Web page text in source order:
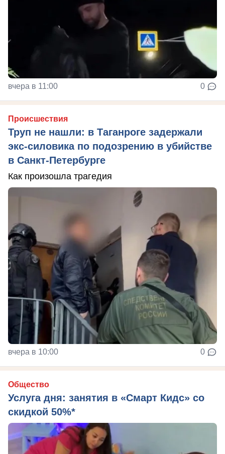
вчера в 11:00 0
Происшествия
Труп не нашли: в Таганроге задержали
экс-силовика по подозрению в убийстве
в Санкт-Петербурге
Как произошла трагедия
вчера в 10:00 0
Общество
Услуга дня: занятия в «Смарт Кидс» со
скидкой 50%*